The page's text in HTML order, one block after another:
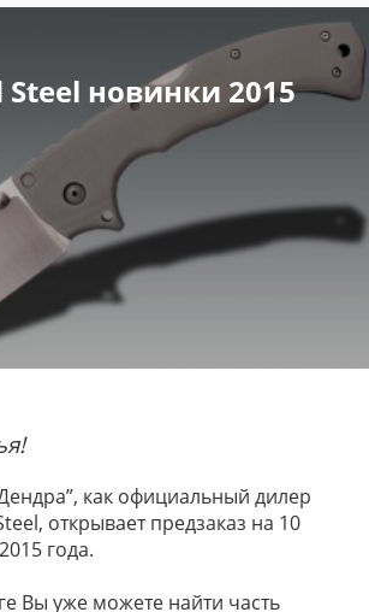
новинки 2015
как официальный дилер
открывает предзаказ на 10
года.
Вы уже можете найти часть